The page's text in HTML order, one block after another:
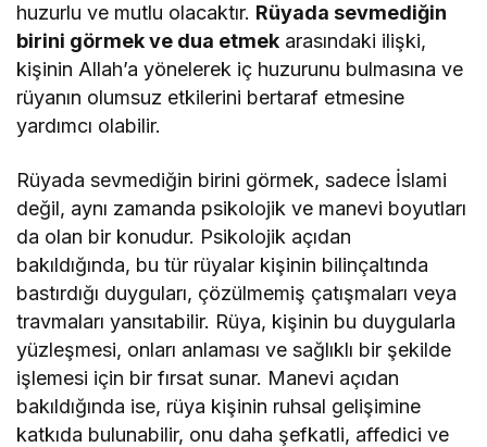
huzurlu ve mutlu olacaktır. Rüyada sevmediğin
birini görmek ve dua etmek arasındaki ilişki,
kişinin Allah’a yönelerek iç huzurunu bulmasına ve
rüyanın olumsuz etkilerini bertaraf etmesine
yardımcı olabilir.
Rüyada sevmediğin birini görmek, sadece İslami
değil, aynı zamanda psikolojik ve manevi boyutları
da olan bir konudur. Psikolojik açıdan
bakıldığında, bu tür rüyalar kişinin bilinçaltında
bastırdığı duyguları, çözülmemiş çatışmaları veya
travmaları yansıtabilir. Rüya, kişinin bu duygularla
yüzleşmesi, onları anlaması ve sağlıklı bir şekilde
işlemesi için bir fırsat sunar. Manevi açıdan
bakıldığında ise, rüya kişinin ruhsal gelişimine
katkıda bulunabilir, onu daha şefkatli, affedici ve